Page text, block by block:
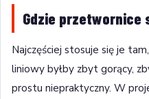
Gdzie przetwornice
Najczęściej stosuje się je
liniowy byłby zbyt gorący,
prostu niepraktyczny. W